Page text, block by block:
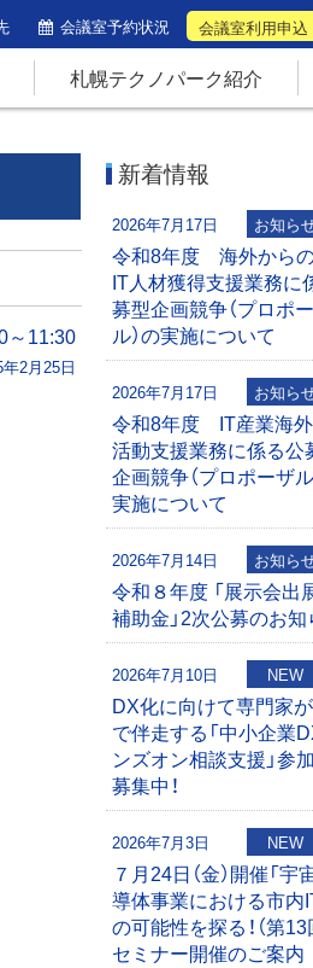
会議室予約状況 会議室利用申込
札幌テクノパーク紹介
11:30
2月25日
新着情報
2026年7月17日 お知ら
令和8年度 海外から
IT人材獲得支援業務に
募型企画競争（プロポ
ル）の実施について
2026年7月17日 お知ら
令和8年度 IT産業海
活動支援業務に係る公
企画競争（プロポーザル
実施について
2026年7月14日 お知ら
令和８年度 「展示会出
補助金」2次公募のお
2026年7月10日 NEW
DX化に向けて専門家
で伴走する「中小企業
ンズオン相談支援」参
募集中！
2026年7月3日 NEW
７月24日（金）開催「宇
導体事業における市内
の可能性を探る！（第13
セミナー開催のご案内